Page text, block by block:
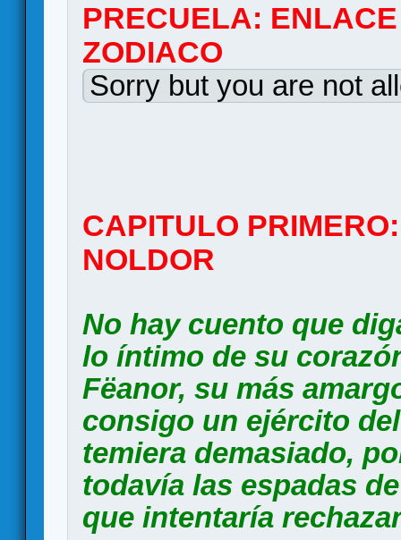
PRECUELA:
ZODIACO
Sorry but you are not
CAPITULO
NOLDOR
No hay cuento que
lo íntimo de su
Fëanor, su más
consigo un ejército
temiera demasiado,
todavía las espadas
que intentaría